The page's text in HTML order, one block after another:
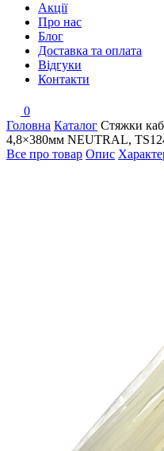
Акції
Про нас
Блог
Доставка та оплата
Відгуки
Контакти
0
Головна Каталог Стяжки
4,8×380мм NEUTRAL,
Все про товар Опис